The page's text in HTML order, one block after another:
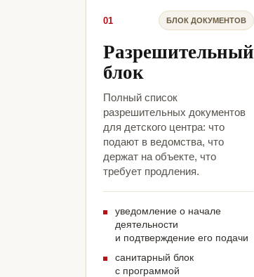
01 БЛОК ДОКУМЕНТОВ
Разрешительный
блок
Полный список
разрешительных документов
для детского центра: что
подают в ведомства, что
держат на объекте, что
требует продления.
уведомление о начале
деятельности
и подтверждение его подачи
санитарный блок
с программой